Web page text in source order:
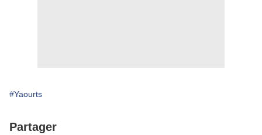
#Yaourts
Partager